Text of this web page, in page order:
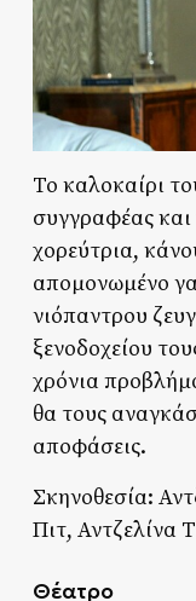
Το καλοκαίρι
συγγραφέας
χορεύτρια,
απομονωμένο
νιόπαντρου
ξενοδοχείου
χρόνια
θα τους
αποφάσεις.
Σκηνοθεσία:
Πιτ, Αντζελίνα
Θέατρο